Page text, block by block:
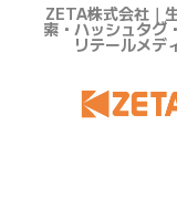
ZETA株式会社｜
索・ハッシュタグ
リテールメデ